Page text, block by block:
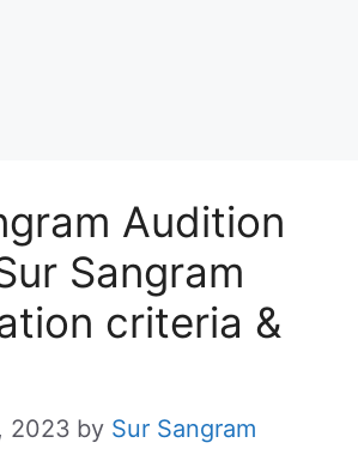
Audition
Sangram
criteria &
2023 by Sur Sangram